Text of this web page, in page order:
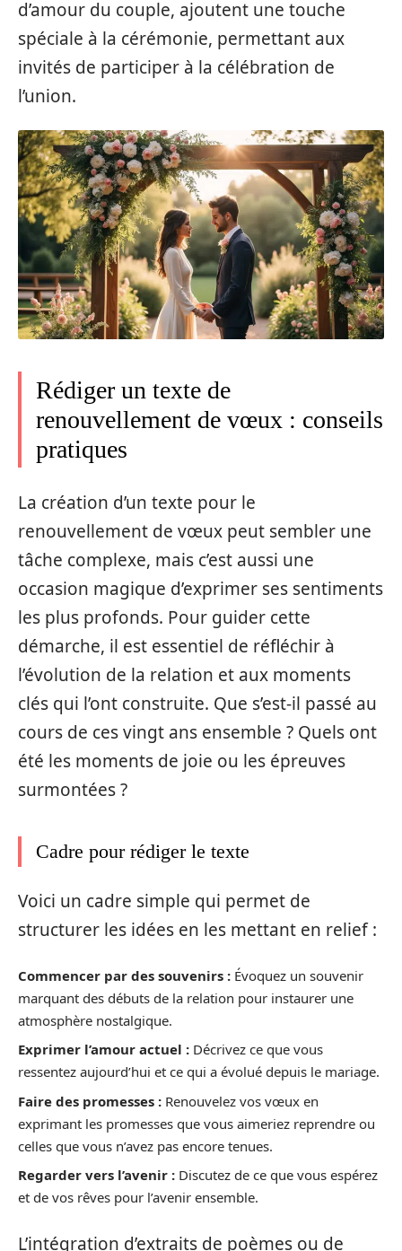
d’amour du couple, ajoutent une touche
spéciale à la cérémonie, permettant aux
invités de participer à la célébration de
l’union.
Rédiger un texte de
renouvellement de vœux : conseils
pratiques
La création d’un texte pour le
renouvellement de vœux peut sembler une
tâche complexe, mais c’est aussi une
occasion magique d’exprimer ses sentiments
les plus profonds. Pour guider cette
démarche, il est essentiel de réfléchir à
l’évolution de la relation et aux moments
clés qui l’ont construite. Que s’est-il passé au
cours de ces vingt ans ensemble ? Quels ont
été les moments de joie ou les épreuves
surmontées ?
Cadre pour rédiger le texte
Voici un cadre simple qui permet de
structurer les idées en les mettant en relief :
Commencer par des souvenirs : Évoquez un souvenir
marquant des débuts de la relation pour instaurer une
atmosphère nostalgique.
Exprimer l’amour actuel : Décrivez ce que vous
ressentez aujourd’hui et ce qui a évolué depuis le mariage.
Faire des promesses : Renouvelez vos vœux en
exprimant les promesses que vous aimeriez reprendre ou
celles que vous n’avez pas encore tenues.
Regarder vers l’avenir : Discutez de ce que vous espérez
et de vos rêves pour l’avenir ensemble.
L’intégration d’extraits de poèmes ou de